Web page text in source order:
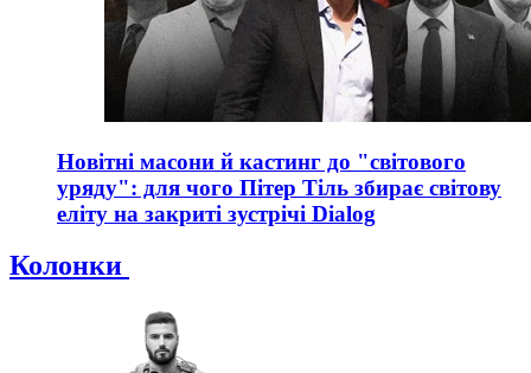
Новітні масони й кастинг до "світового
уряду": для чого Пітер Тіль збирає світову
еліту на закриті зустрічі Dialog
Колонки